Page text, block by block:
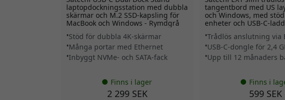
laptopdockningsstation med dubbla
skärmar och M.2 SSD-kapsling för
MacBook och Windows - Rymdgrå
Stöd för dubbla 4K-skärmar
Många portar med Ethernet
Inbyggt NVMe- och SATA-fack
Finns i lager
2 299 SEK
tangentbord med US
och Windows, med
enheter och USB-C-
Trådlös anslutning via
USB-C-dongle för 2,4
Upp till 12 månaders
Finns i
599 SEK